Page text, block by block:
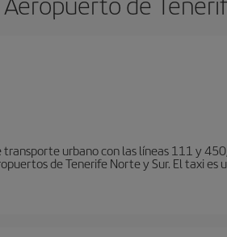
urbano con las líneas 111 y
de Tenerife Norte y Sur. El taxi es